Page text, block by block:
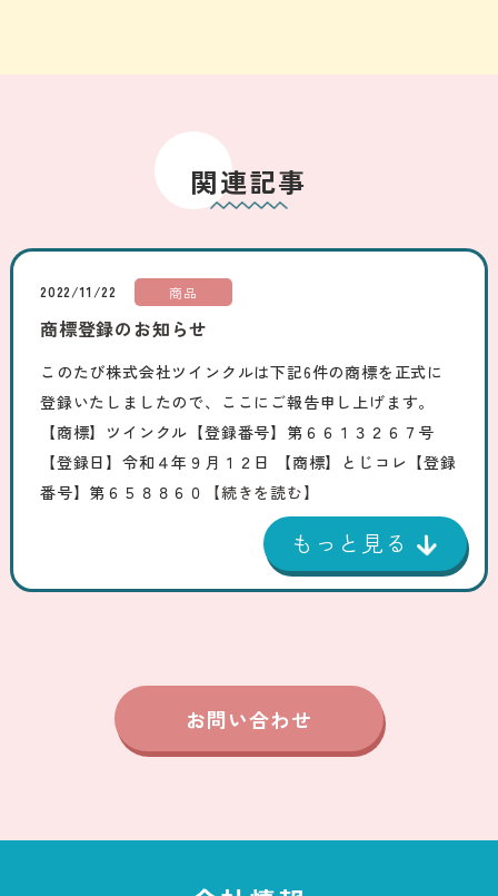
関連記事
2022/11/22 商品
商標登録のお知らせ
このたび株式会社ツインクルは下記6件の商標を正式に
登録いたしましたので、ここにご報告申し上げます。
【商標】ツインクル【登録番号】第６６１３２６７号
【登録日】令和４年９月１２日 【商標】とじコレ【登録
番号】第６５８８６０
【続きを読む】
お問い合わせ